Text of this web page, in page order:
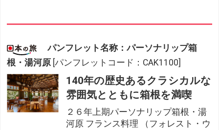
パンフレット名称：パーソナリップ箱
根・湯河原 [パンフレットコード：CAK1100]
140年の歴史あるクラシカルな
雰囲気とともに箱根を満喫
２６年上期パーソナリップ箱根・湯
河原 フランス料理 （フォレスト・ウ